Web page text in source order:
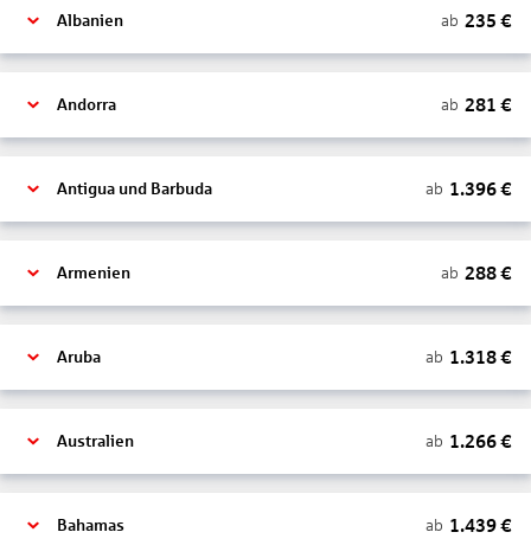
Albanien ab 235 €
Andorra ab 281 €
Antigua und Barbuda ab 1.396€
Armenien ab 288€
Aruba ab 1.318€
Australien ab 1.266€
Bahamas ab 1.439€